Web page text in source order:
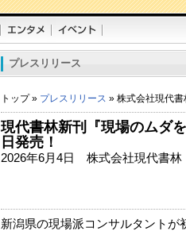
プレスリリース
トップ » プレスリリース » 株式会社現代書
現代書林新刊『現場のムダ
日発売！
2026年6月4日 株式会社現代書林
新潟県の現場派コンサルタントが